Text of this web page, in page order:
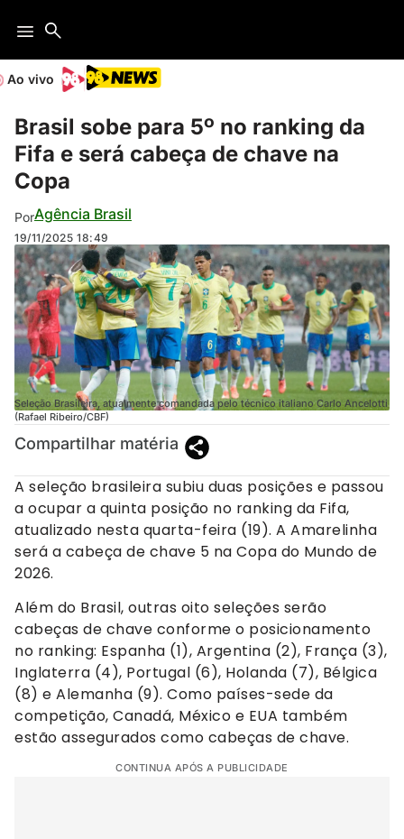
Ao vivo
Brasil sobe para 5º no ranking da
Fifa e será cabeça de chave na
Copa
PorAgência Brasil
19/11/2025 18:49
Seleção Brasileira, atualmente comandada pelo técnico italiano Carlo Ancelotti
(Rafael Ribeiro/CBF)
Compartilhar matéria
A seleção brasileira subiu duas posições e passou
a ocupar a quinta posição no ranking da Fifa,
atualizado nesta quarta-feira (19). A Amarelinha
será a cabeça de chave 5 na Copa do Mundo de
2026.
Além do Brasil, outras oito seleções serão
cabeças de chave conforme o posicionamento
no ranking: Espanha (1), Argentina (2), França (3),
Inglaterra (4), Portugal (6), Holanda (7), Bélgica
(8) e Alemanha (9). Como países-sede da
competição, Canadá, México e EUA também
estão assegurados como cabeças de chave.
CONTINUA APÓS A PUBLICIDADE